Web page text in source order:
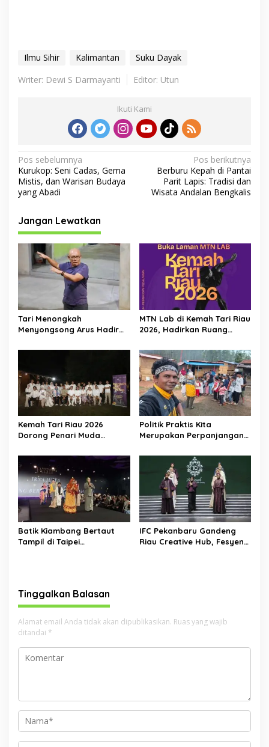
Ilmu Sihir Kalimantan
Suku Dayak
Writer: Dewi S Darmayanti
Editor: Utun
Ikuti Kami
N
a
v
i
g
a
i
o
s
Pos sebelumnya
Kurukop: Seni Cadas, Gema
Mistis, dan Warisan Budaya
yang Abadi
Pos berikutnya
Berburu Kepah di Pantai
Parit Lapis: Tradisi dan
Wisata Andalan Bengkalis
Jangan Lewatkan
Tari Menongkah
Menyongsong Arus Hadir
MTN Lab di Kemah Tari Riau
2026, Hadirkan Ruang
Budaya Riau bagi Pelaku
Tari Muda Indonesia
Kemah Tari Riau 2026
Dorong Penari Muda
Tubuh, Ruang, dan Budaya
Politik Praktis Kita
Merupakan Perpanjangan
Batik Kiambang Bertaut
Tampil di Taipei
IFC Pekanbaru Gandeng
Riau Creative Hub, Fesyen
Tinggalkan Balasan
Alamat email Anda tidak akan dipublikasikan. Ruas yang wajib
ditandai *